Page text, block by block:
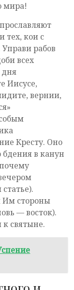
мира!
тех, кои с
рабов
всех
дня
Иисусе,
вернии,
Кресту. Оно
бдения в канун
Им стороны
— восток).
святыне.